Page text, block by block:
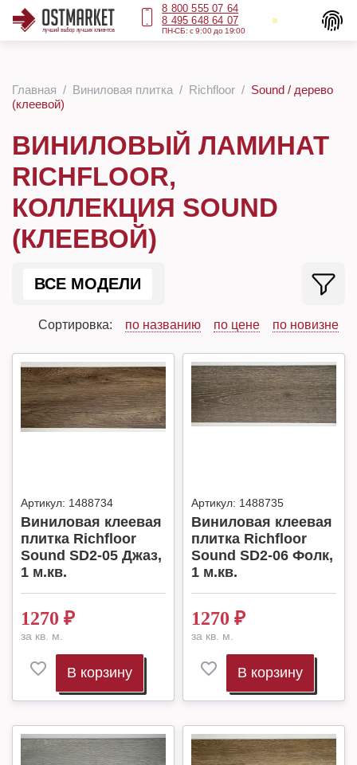
8 800 555 07 64
8 495 648 64 07
ПН-СБ: с 9:00 до 19:00
Главная Виниловая плитка Richfloor
Sound / дерево
(клеевой)
ВИНИЛОВЫЙ ЛАМИНАТ
RICHFLOOR,
КОЛЛЕКЦИЯ SOUND
(КЛЕЕВОЙ)
ВСЕ МОДЕЛИ
Сортировка: по названию по цене по новизне
Артикул: 1488734
Виниловая клеевая
плитка Richfloor
Sound SD2-05 Джаз,
1 м.кв.
1270 ₽
за кв. м.
В корзину
Артикул: 1488735
Виниловая клеевая
плитка Richfloor
Sound SD2-06 Фолк,
1 м.кв.
1270 ₽
за кв. м.
В корзину